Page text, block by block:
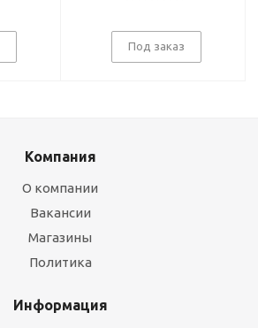
Под заказ
Компания
О компании
Вакансии
Магазины
Политика
Информация